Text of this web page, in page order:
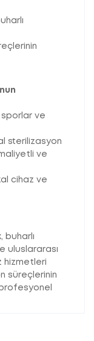
sporlar ve
sterilizasyon
ve
cihaz ve
uluslararası
hizmetleri
süreçlerinin